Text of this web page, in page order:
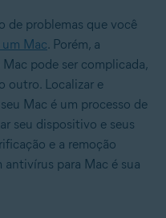
de problemas que você
Mac. Porém, a
pode ser complicada,
outro. Localizar e
Mac é um processo de
seu dispositivo e seus
e a remoção
para Mac é sua